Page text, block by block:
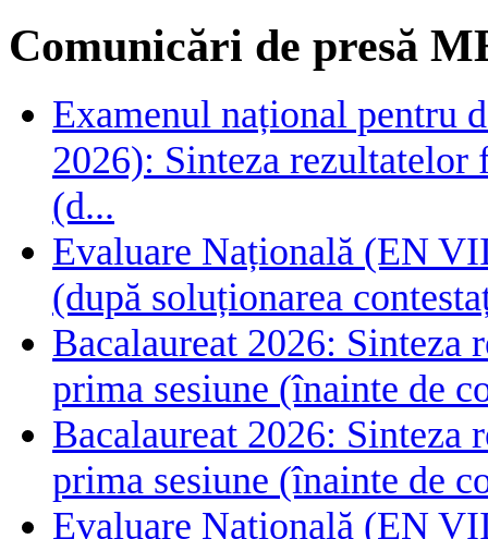
Comunicări de presă
Examenul național pentru
2026): Sinteza rezultatelor
(d...
Evaluare Națională (EN
(după soluționarea
Bacalaureat 2026:
prima sesiune (înainte de
Bacalaureat 2026:
prima sesiune (înainte de
Evaluare Națională (EN